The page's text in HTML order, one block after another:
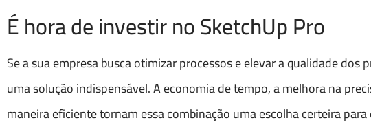
É hora de investir no SketchUp Pro
Se a sua empresa busca otimizar processos e elevar a qualidade
uma solução indispensável. A economia de tempo, a melhora na
maneira eficiente tornam essa combinação uma escolha certeira